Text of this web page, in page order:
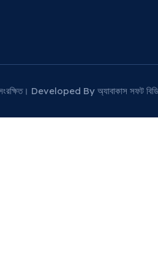
Developed By অ্যাবাকাস সফট বিডি